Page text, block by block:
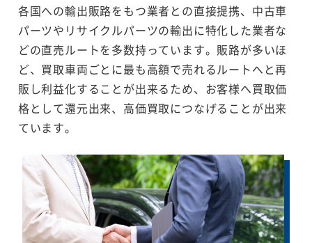
各国への輸出販路をもつ業者との直接提携、中古車
パーツやリサイクルパーツの輸出に特化した業者な
どの直売ルートを多数持っています。販路が多いほ
ど、買取車両ごとに最も高額で売れるルートへと再
販し利益化することが出来るため、お客様へ買取価
格として還元出来、高価買取につなげることが出来
ています。